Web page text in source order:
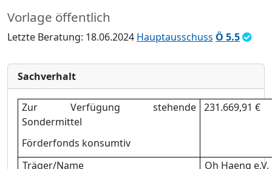
Vorlage öffentlich
Letzte Beratung: 18.06.2024 Hauptausschuss Ö 5.5
Sachverhalt
Zur Verfügung stehende
Sondermittel
Förderfonds konsumtiv
231.669,91 €
Träger/Name
Oh Haeng e.V.